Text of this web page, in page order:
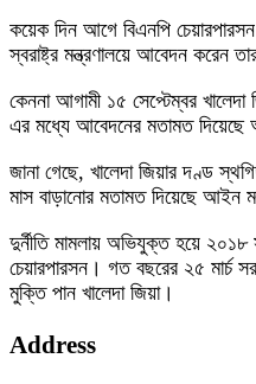
কয়েক দিন আগে বিএনপি চেয়ারপারসন
স্বরাষ্ট্র মন্ত্রণালয়ে আবেদন করেন
কেননা আগামী ১৫ সেপ্টেম্বর খালেদা
এর মধ্যে আবেদনের মতামত দিয়েছে
জানা গেছে, খালেদা জিয়ার দণ্ড
মাস বাড়ানোর মতামত দিয়েছে আইন
দুর্নীতি মামলায় অভিযুক্ত হয়ে ২০১৮
চেয়ারপারসন। গত বছরের ২৫ মার্চ
মুক্তি পান খালেদা জিয়া।
Address